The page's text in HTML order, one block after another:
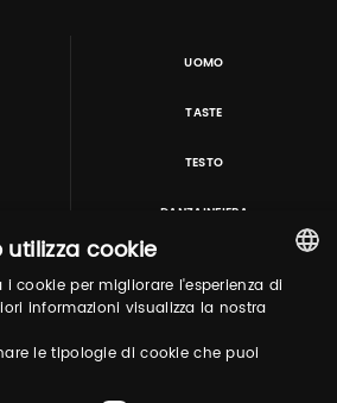
UOMO
TASTE
TESTO
DANZAINFIERA
TUTORING & CONSULTING
ITALIAN
cookie
i cookie per migliorare l'esperienza di
informazioni visualizza la nostra
le tipologie di cookie che puoi